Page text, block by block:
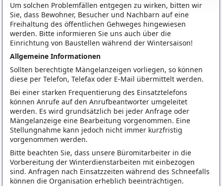
Um solchen Problemfällen entgegen zu wirken, bitten wir
Sie, dass Bewohner, Besucher und Nachbarn auf eine
Freihaltung des öffentlichen Gehweges hingewiesen
werden. Bitte informieren Sie uns auch über die
Einrichtung von Baustellen während der Wintersaison!
Allgemeine Informationen
Sollten berechtigte Mängelanzeigen vorliegen, so können
diese per Telefon, Telefax oder E-Mail übermittelt werden.
Bei einer starken Frequentierung des Einsatztelefons
können Anrufe auf den Anrufbeantworter umgeleitet
werden. Es wird grundsätzlich bei jeder Anfrage oder
Mängelanzeige eine Bearbeitung vorgenommen. Eine
Stellungnahme kann jedoch nicht immer kurzfristig
vorgenommen werden.
Bitte beachten Sie, dass unsere Büromitarbeiter in die
Vorbereitung der Winterdienstarbeiten mit einbezogen
sind. Anfragen nach Einsatzzeiten während des Schneefalls
können die Organisation erheblich beeinträchtigen.